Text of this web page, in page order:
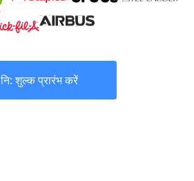
नि: शुल्क प्रारंभ करें